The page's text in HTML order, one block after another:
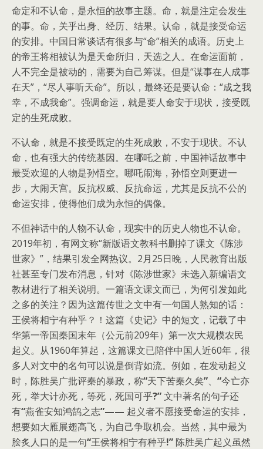
命定和不认命，是永恒的故事主题。命，就是注定会发生
的事。命，关乎出身、经历、结果。认命，就是接受命运
的安排。中国日常谈话有很多与“命”相关的成语。历史上
的帝王将相被认为是天命所归，天选之人。在命运面前，
人不完全是被动的，需要为自己筹谋。但是“谋事在人成事
在天”，“尽人事听天命”。所以，最终还是要认命：“成之我
幸，不成我命”。强调命运，就是要人命安于现状，接受既
定的生死成败。
不认命，就是不接受既定的生死成败，不安于现状。不认
命，也有强大的传统基因。在哪吒之前，中国神话故事中
最受欢迎的人物是孙悟空。哪吒闹海，孙悟空则更进一
步，大闹天宫。反抗权威、反抗命运，尤其是反抗不公的
命运安排，使得他们成为永恒的偶像。
不但神话中的人物不认命，现实中的历史人物也不认命。
2019年初，有网文称“新版语文教科书删掉了课文《陈涉
世家》”，结果引发全网热议。2月25日晚，人民教育出版
社甚至专门发布消息，针对《陈涉世家》未选入新编语文
教材进行了相关说明。一篇语文课文而已，为何引发如此
之多的关注？因为这篇传世之文中有一句国人熟知的话：
王侯将相宁有种乎？！这篇《史记》中的短文，记载了中
华第一帝国秦国末年（公元前209年）第一次大规模农民
起义。从1960年算起，这篇课文已陪伴中国人近60年，很
多人对文中的名句可以说是倒背如流。例如，在发动起义
时，陈胜吴广批评秦的暴政，称“天下苦秦久矣”、 “今亡亦
死，举大计亦死，等死，死国可乎?”文中著名的句子还
有“燕雀安知鸿鹄之志”—— 起义者不愿接受命运的安排，
想要如大雁展翅高飞，为自己争取机会。当然，其中最为
脍炙人口的是一句“王侯将相宁有种乎!” 陈胜吴广起义虽然